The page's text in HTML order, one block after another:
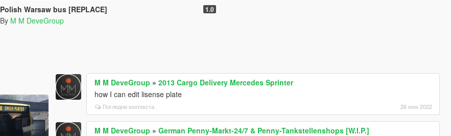
Polish Warsaw bus [REPLACE] 1.0
By M M DeveGroup
M M DeveGroup »2013 Cargo Delivery Mercedes Sprinter
how I can edit lisense plate
Погледни контекста 26 юни 2022
M M DeveGroup »German Penny-Markt-24/7 & Penny-Tankstellenshops [W.I.P.]